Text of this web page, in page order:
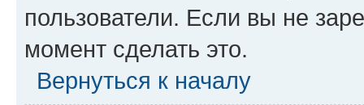
пользователи. Если вы не
момент сделать это.
Вернуться к началу